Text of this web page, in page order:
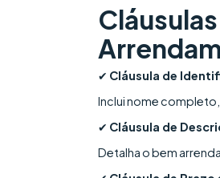
✔ Cláusula de
Inclui nome
✔ Cláusula de
Detalha o bem